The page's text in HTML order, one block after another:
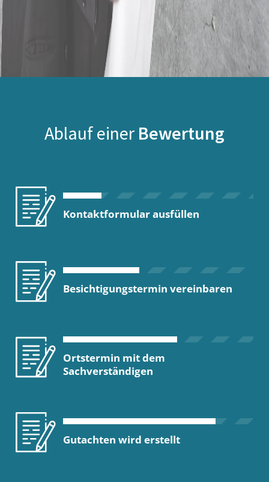
Ablauf einer Bewertung
Kontaktformular ausfüllen
Besichtigungstermin vereinbaren
Ortstermin mit dem
Sachverständigen
Gutachten wird erstellt